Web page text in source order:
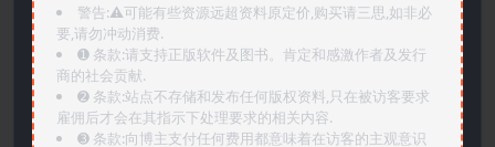
警告:⚠️可能有些资源远超资料原定价,购买请三思,如非必
要,请勿冲动消费.
➊️ 条款:请支持正版软件及图书。肯定和感激作者及发行
商的社会贡献.
➋️ 条款:站点不存储和发布任何版权资料,只在被访客要求
雇佣后才会在其指示下处理要求的相关内容.
➌️ 条款:向博主支付任何费用都意味着在访客的主观意识